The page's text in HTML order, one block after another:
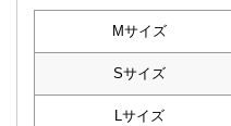
Mサイズ
Sサイズ
Lサイズ